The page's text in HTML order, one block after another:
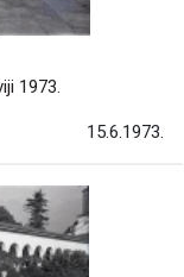
1973.
15.6.1973.